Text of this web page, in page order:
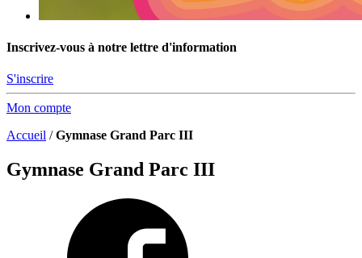
Inscrivez-vous à notre lettre d'information
S'inscrire
Mon compte
Accueil /Gymnase Grand Parc III
Gymnase Grand Parc III